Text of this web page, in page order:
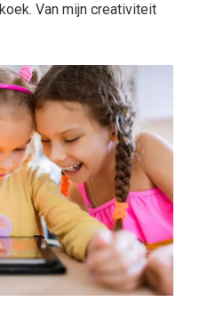
Van mijn creativiteit